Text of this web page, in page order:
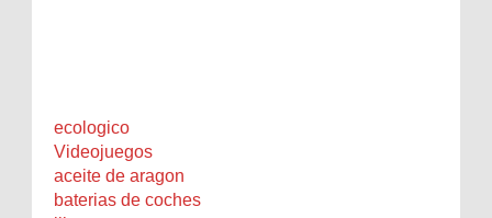
ecologico
Videojuegos
aceite de aragon
baterias de coches